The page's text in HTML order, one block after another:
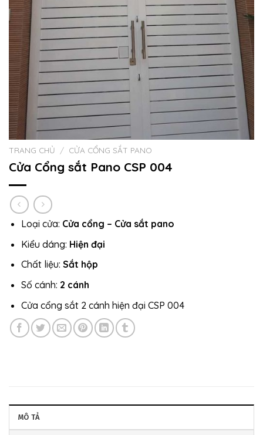
TRANG CHỦ / CỬA CỔNG SẮT PANO
Cửa Cổng sắt Pano CSP 004
Loại cửa: Cửa cổng – Cửa sắt pano
Kiểu dáng: Hiện đại
Chất liệu: Sắt hộp
Số cánh: 2 cánh
Cửa cổng sắt 2 cánh hiện đại CSP 004
MÔ TẢ